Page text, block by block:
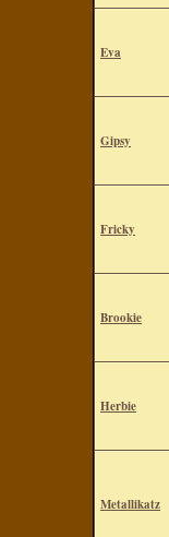
Eva
Gipsy
Fricky
Brookie
Herbie
Metallikatz